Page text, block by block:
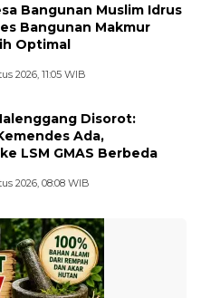
Bangunan Muslim Idrus
Bangunan Makmur
Optimal
2026, 11:05 WIB
Disorot:
Ada,
LSM GMAS Berbeda
2026, 08:08 WIB